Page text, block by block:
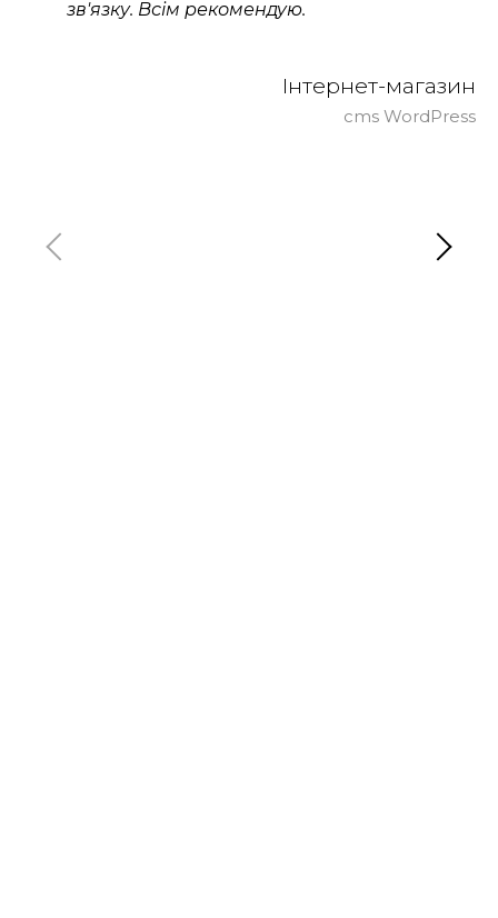
зв'язку. Всім рекомендую.
Інтернет-магазин
cms WordPress